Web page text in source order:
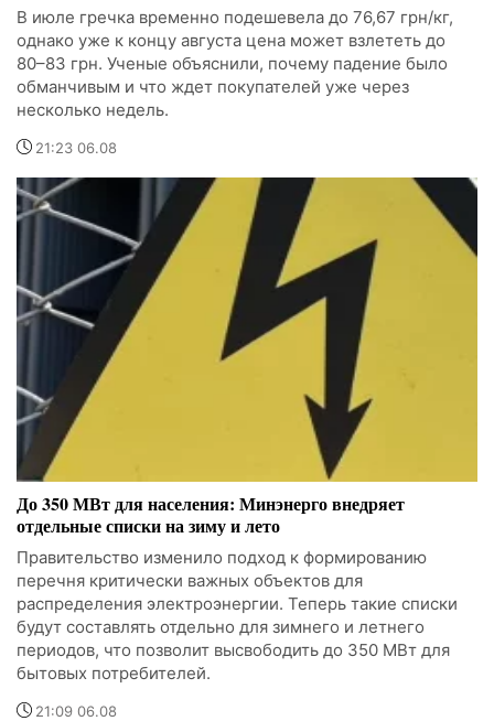
В июле гречка временно подешевела до 76,67 грн/кг,
однако уже к концу августа цена может взлететь до
80–83 грн. Ученые объяснили, почему падение было
обманчивым и что ждет покупателей уже через
несколько недель.
21:23 06.08
До 350 МВт для населения: Минэнерго внедряет
отдельные списки на зиму и лето
Правительство изменило подход к формированию
перечня критически важных объектов для
распределения электроэнергии. Теперь такие списки
будут составлять отдельно для зимнего и летнего
периодов, что позволит высвободить до 350 МВт для
бытовых потребителей.
21:09 06.08